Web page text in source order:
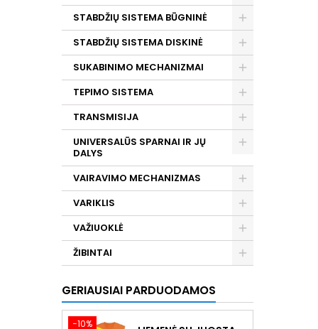
STABDŽIŲ SISTEMA BŪGNINĖ
STABDŽIŲ SISTEMA DISKINĖ
SUKABINIMO MECHANIZMAI
TEPIMO SISTEMA
TRANSMISIJA
UNIVERSALŪS SPARNAI IR JŲ
DALYS
VAIRAVIMO MECHANIZMAS
VARIKLIS
VAŽIUOKLĖ
ŽIBINTAI
GERIAUSIAI PARDUODAMOS
−10%